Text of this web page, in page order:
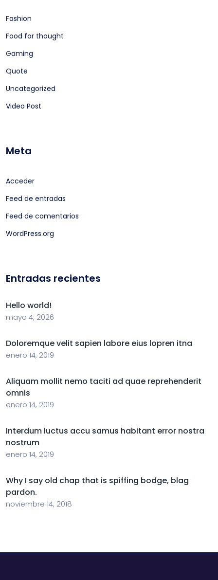
Fashion
Food for thought
Gaming
Quote
Uncategorized
Video Post
Meta
Acceder
Feed de entradas
Feed de comentarios
WordPress.org
Entradas recientes
Hello world!
mayo 4, 2026
Doloremque velit sapien labore eius lopren itna
enero 14, 2019
Aliquam mollit nemo taciti ad quae reprehenderit
omnis
enero 14, 2019
Interdum luctus accu samus habitant error nostra
nostrum
enero 14, 2019
Why I say old chap that is spiffing bodge, blag
pardon.
noviembre 14, 2018